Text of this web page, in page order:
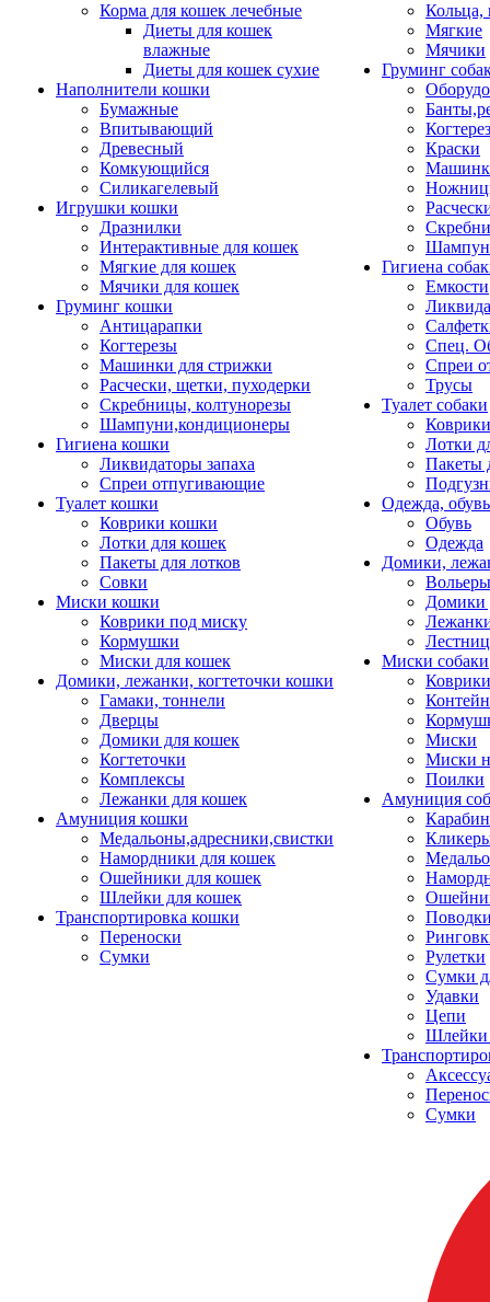
Корма для кошек лечебные
Диеты для кошек
влажные
Диеты для кошек сухие
Наполнители кошки
Бумажные
Впитывающий
Древесный
Комкующийся
Силикагелевый
Игрушки кошки
Дразнилки
Интерактивные для кошек
Мягкие для кошек
Мячики для кошек
Груминг кошки
Антицарапки
Когтерезы
Машинки для стрижки
Расчески, щетки, пуходерки
Скребницы, колтунорезы
Шампуни,кондиционеры
Гигиена кошки
Ликвидаторы запаха
Спреи отпугивающие
Туалет кошки
Коврики кошки
Лотки для кошек
Пакеты для лотков
Совки
Миски кошки
Коврики под миску
Кормушки
Миски для кошек
Домики, лежанки, когтеточки кошки
Гамаки, тоннели
Дверцы
Домики для кошек
Когтеточки
Комплексы
Лежанки для кошек
Амуниция кошки
Медальоны,адресники,свистки
Намордники для кошек
Ошейники для кошек
Шлейки для кошек
Транспортировка кошки
Переноски
Сумки
Кольца,
Мягкие
Мячики
Груминг
Краски
Гигиена
Емкости
Спец.
Спреи
Трусы
Туалет собаки
Коврики
Лотки
Пакеты
Одежда, обувь
Обувь
Одежда
Домики,
Домики
Миски собаки
Миски
Миски
Поилки
Амуниция
Рулетки
Сумки
Удавки
Цепи
Шлейки
Сумки